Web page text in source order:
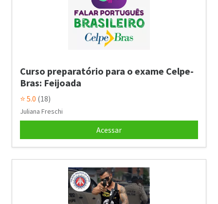
Curso preparatório para o exame Celpe-
Bras: Feijoada
⭐ 5.0 (18)
Juliana Freschi
Acessar